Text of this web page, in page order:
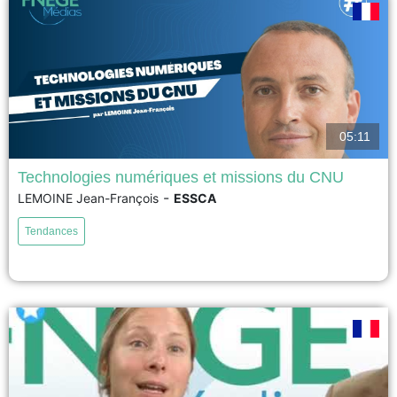
Fin mai 2021, content square, spécialiste de l’optimisation des sites et des
applications, signe la plus importante levée de fonds jamais réalisée par
une start-up française : 500 millions de $ ! Grâce à cette somme obtenue, la
voir
05:11
Technologies numériques et missions du CNU
LEMOINE Jean-François - ESSCA
Tendances